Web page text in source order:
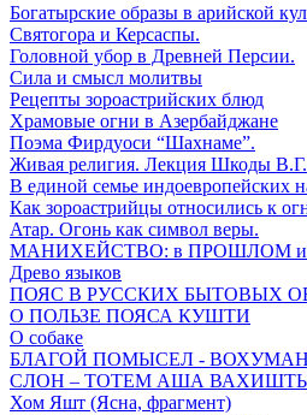
Богатырские образы в арийской
Святогора и Керсаспы.
Головной убор в Древней Персии.
Сила и смысл молитвы
Рецепты зороастрийских блюд
Храмовые огни в Азербайджане
Поэма Фирдуоси “Шахнаме”.
Живая религия. Лекция Шкоды В.Г.
В единой семье индоевропейских
Как зороастрийцы относились к
Атар. Огонь как символ веры.
МАНИХЕЙСТВО: в ПРОШЛОМ
Древо языков
ПОЯС В РУССКИХ БЫТОВЫХ
О ПОЛЬЗЕ ПОЯСА КУШТИ
О собаке
БЛАГОЙ ПОМЫСЕЛ - ВОХУМАН
СЛОН – ТОТЕМ АША
Хом Яшт (Ясна, фрагмент)